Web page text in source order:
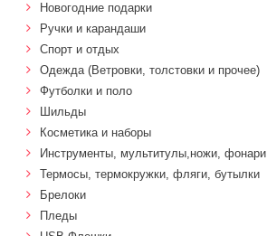
Новогодние подарки
Ручки и карандаши
Спорт и отдых
Одежда (Ветровки, толстовки и прочее)
Футболки и поло
Шильды
Косметика и наборы
Инструменты, мультитулы,ножи, фонари
Термосы, термокружки, фляги, бутылки
Брелоки
Пледы